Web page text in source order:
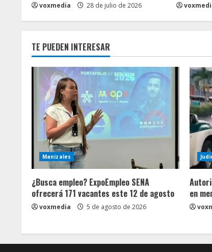
voxmedia 28 de julio de 2026
TE PUEDEN INTERESAR
Manizales
¿Busca empleo? ExpoEmpleo SENA
ofrecerá 171 vacantes este 12 de agosto
voxmedia 5 de agosto de 2026
en